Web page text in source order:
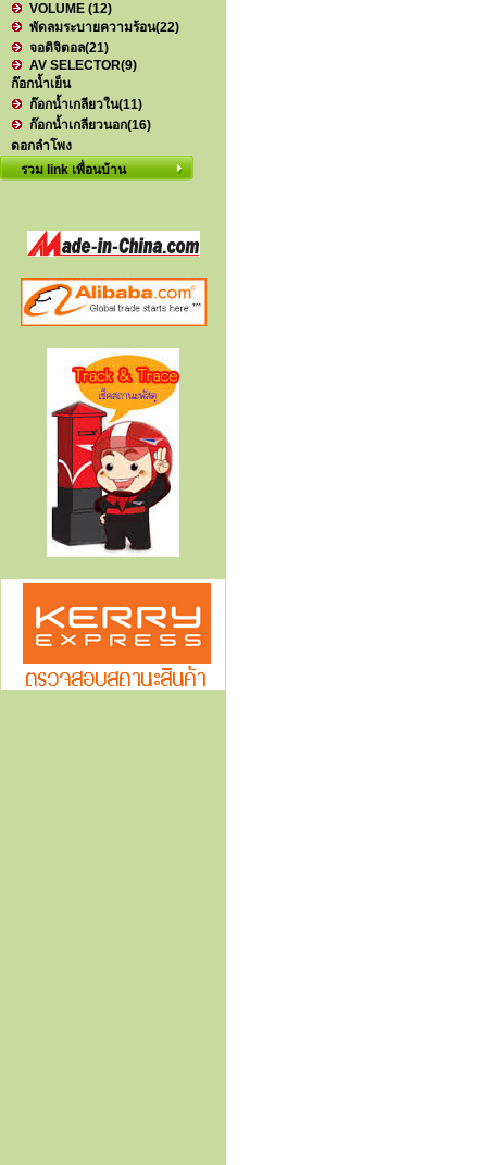
VOLUME (12)
พัดลมระบายความร้อน(22)
จอดิจิตอล(21)
AV SELECTOR(9)
ก๊อกน้ำเย็น
ก๊อกน้ำเกลียวใน(11)
ก๊อกน้ำเกลียวนอก(16)
ดอกลำโพง
รวม link เพื่อนบ้าน